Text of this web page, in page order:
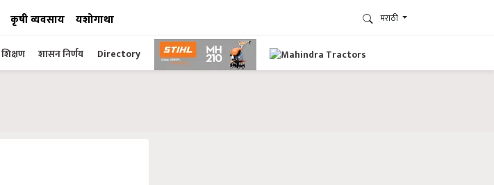
कृषी व्यवसाय यशोगाथा मराठी
शिक्षण शासन निर्णय Directory